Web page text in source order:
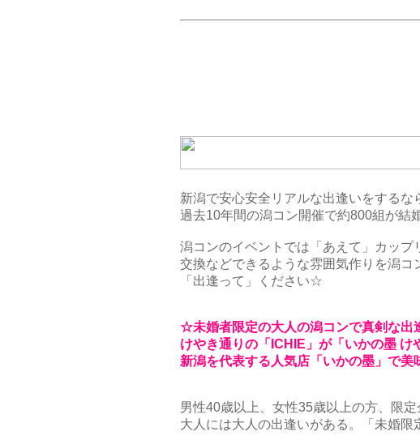
新潟で安心安全リアルな出逢いをするな
過去10年間の潟コン開催で約800組が結
潟コンのイベントでは「あえて」カッ
交換などできるような雰囲気作りを潟
「出逢って」ください☆
☆未婚者限定の大人の潟コンで真剣な
けやき通りの「ICHIE」が「いかの墨 け
新潟を代表する人気店「いかの墨」 で美
男性40歳以上、女性35歳以上の方、限定
大人には大人の出逢いがある。「未婚限